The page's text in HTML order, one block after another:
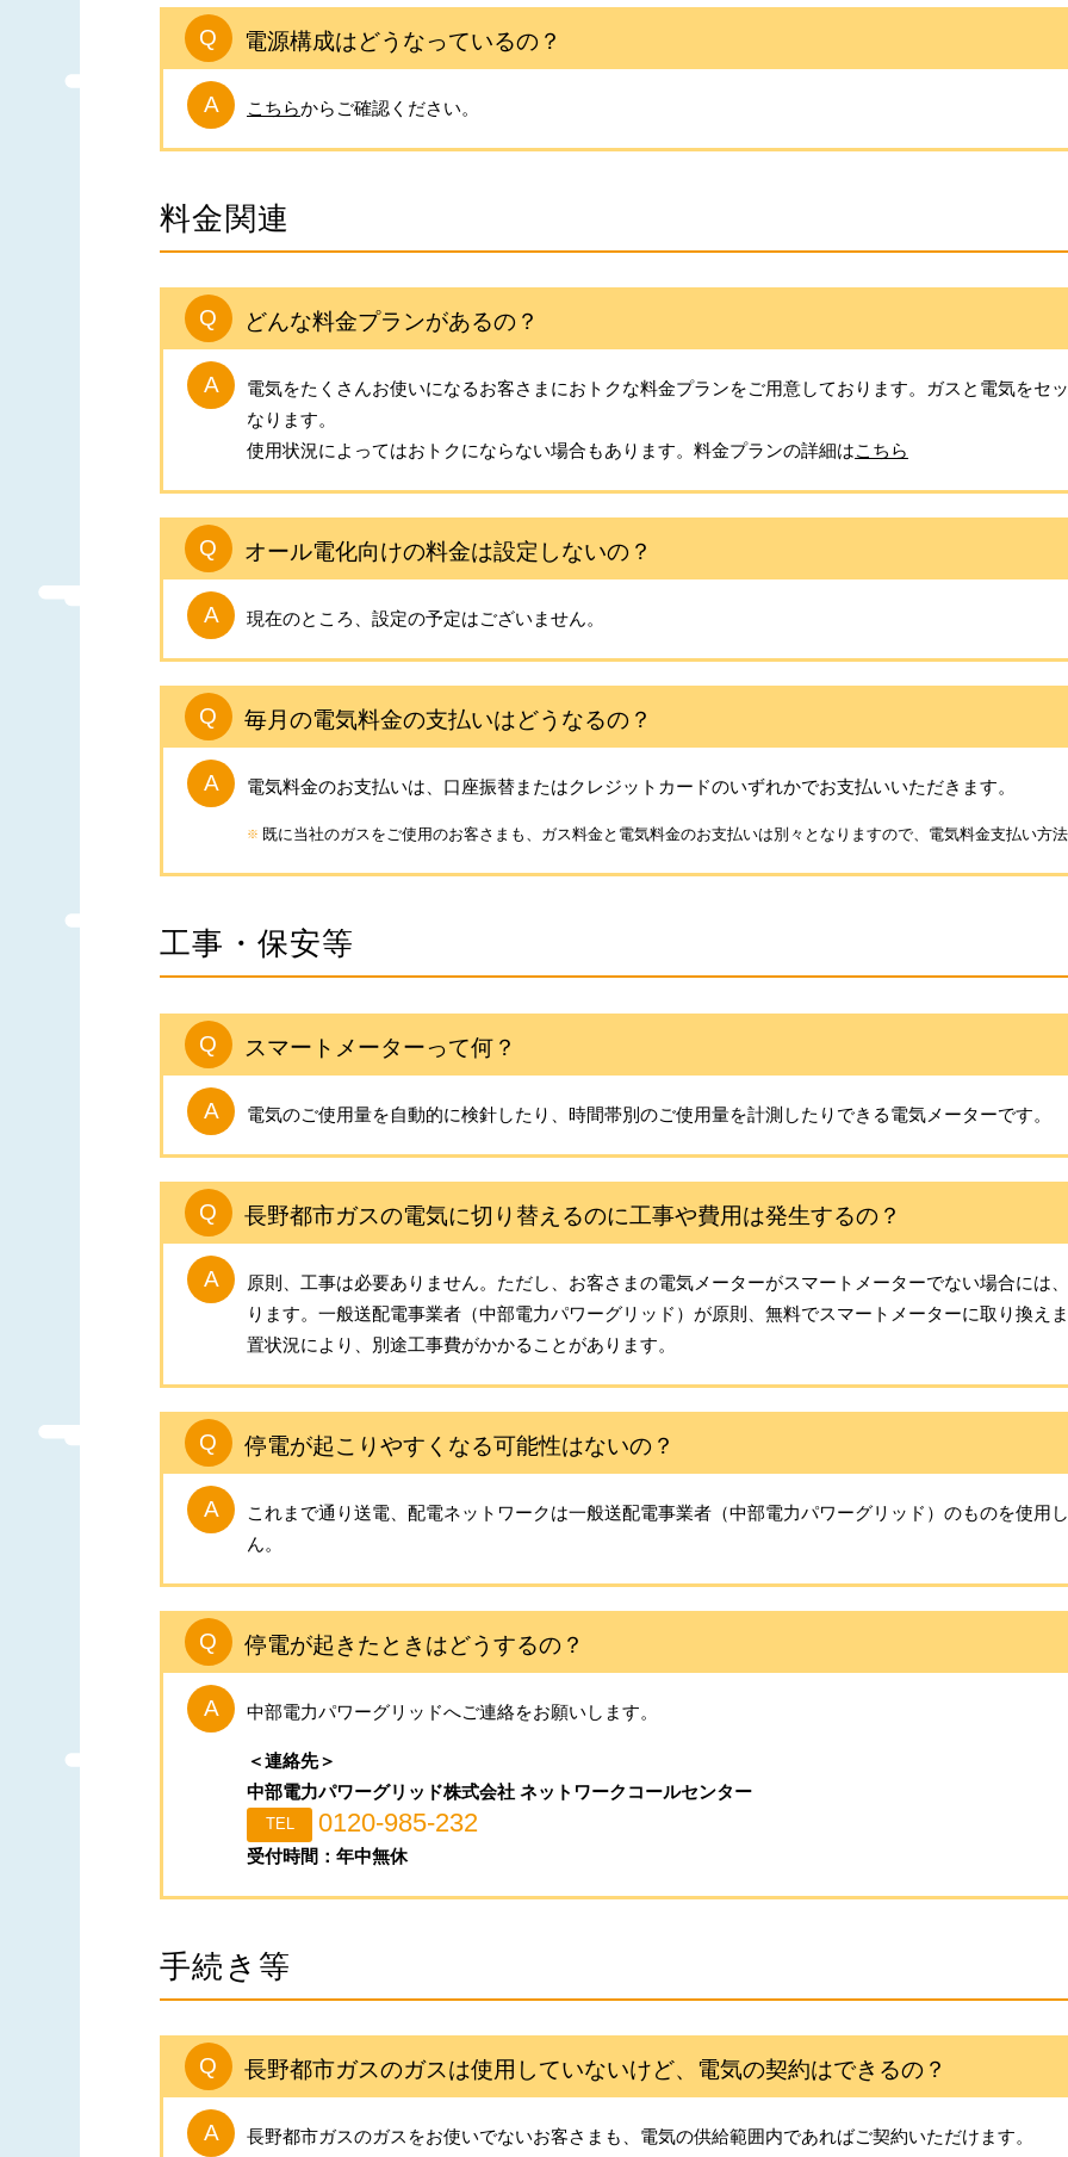
電源構成はどうなっているの？
こちらからご確認ください。
料金関連
どんな料金プランがあるの？
電気をたくさんお使いになるお客さまにおトクな料金プランをご用意しております。ガスと電気をセ
なります。
使用状況によってはおトクにならない場合もあります。料金プランの詳細はこちら
オール電化向けの料金は設定しないの？
現在のところ、設定の予定はございません。
毎月の電気料金の支払いはどうなるの？
電気料金のお支払いは、口座振替またはクレジットカードのいずれかでお支払いいただきます。
既に当社のガスをご使用のお客さまも、ガス料金と電気料金のお支払いは別々となりますので、電気料金支払い方
工事・保安等
スマートメーターって何？
電気のご使用量を自動的に検針したり、時間帯別のご使用量を計測したりできる電気メーターです。
長野都市ガスの電気に切り替えるのに工事や費用は発生するの？
原則、工事は必要ありません。ただし、お客さまの電気メーターがスマートメーターでない場合には
ります。一般送配電事業者（中部電力パワーグリッド）が原則、無料でスマートメーターに取り換え
置状況により、別途工事費がかかることがあります。
停電が起こりやすくなる可能性はないの？
これまで通り送電、配電ネットワークは一般送配電事業者（中部電力パワーグリッド）のものを使用
ん。
停電が起きたときはどうするの？
中部電力パワーグリッドへご連絡をお願いします。
＜連絡先＞
中部電力パワーグリッド株式会社 ネットワークコールセンター
0120-985-232
受付時間：年中無休
手続き等
長野都市ガスのガスは使用していないけど、電気の契約はできるの？
長野都市ガスのガスをお使いでないお客さまも、電気の供給範囲内であればご契約いただけます。